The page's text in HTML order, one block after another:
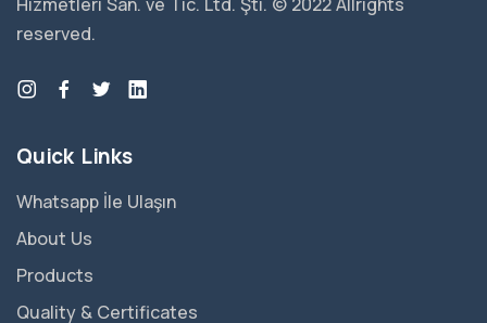
Hizmetleri San. ve Tic. Ltd. Şti. © 2022 Allrights
reserved.
Quick Links
Whatsapp İle Ulaşın
About Us
Products
Quality & Certificates